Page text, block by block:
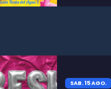
SAB. 15 AGO.